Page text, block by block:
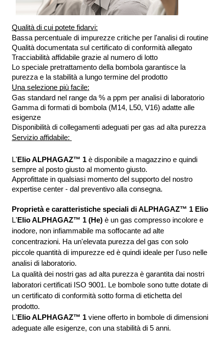
Qualità di cui potete fidarvi:
Bassa percentuale di impurezze critiche per l'analisi di routine
Qualità documentata sul certificato di conformità allegato
Tracciabilità affidabile grazie al numero di lotto
Lo speciale pretrattamento della bombola garantisce la
purezza e la stabilità a lungo termine del prodotto
Una selezione più facile:
Gas standard nel range da % a ppm per analisi di laboratorio
Gamma di formati di bombola (M14, L50, V16) adatte alle
esigenze
Disponibilità di collegamenti adeguati per gas ad alta purezza
Servizio affidabile:
L' Elio ALPHAGAZ™ 1 è disponibile a magazzino e quindi
sempre al posto giusto al momento giusto.
Approfittate in qualsiasi momento del supporto del nostro
expertise center - dal preventivo alla consegna.
Proprietà e caratteristiche speciali di ALPHAGAZ™ 1 Elio
L' Elio ALPHAGAZ™ 1 (He) è un gas compresso incolore e
inodore, non infiammabile ma soffocante ad alte
concentrazioni. Ha un'elevata purezza del gas con solo
piccole quantità di impurezze ed è quindi ideale per l'uso nelle
analisi di laboratorio.
La qualità dei nostri gas ad alta purezza è garantita dai nostri
laboratori certificati ISO 9001. Le bombole sono tutte dotate di
un certificato di conformità sotto forma di etichetta del
prodotto.
L' Elio ALPHAGAZ™ 1 viene offerto in bombole di dimensioni
adeguate alle esigenze, con una stabilità di 5 anni.